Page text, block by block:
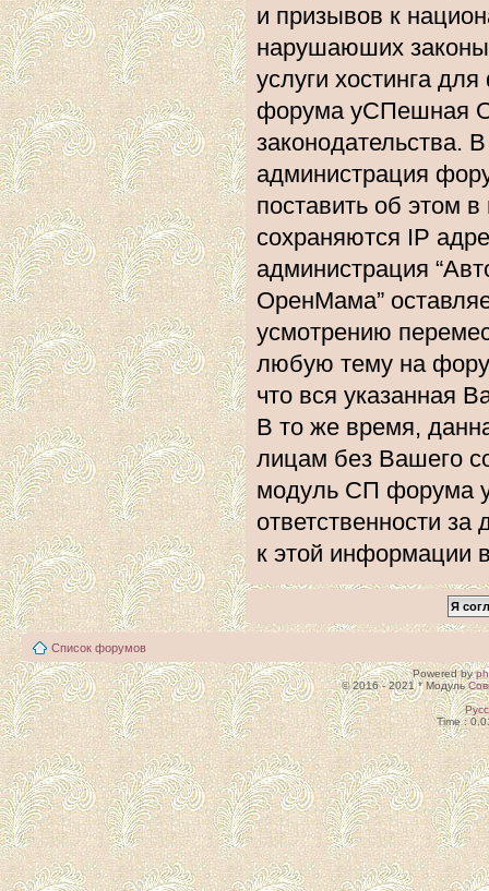
и призывов к
нарушаюших законы
услуги хостинга
форума уСПешная
законодательства.
администрация
поставить об этом
сохраняются IP
администрация
ОренМама”
усмотрению
любую тему на
что вся указанная
В то же время,
лицам без Вашего
модуль СП форума
ответственности за
к этой информации
Список форумов
Powered by
© 2016 - 2021 * Модуль
Time :